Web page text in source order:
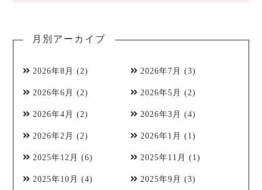
月別アーカイブ
2026年8月 (2) 2026年7月 (3)
2026年6月 (2) 2026年5月 (2)
2026年4月 (2) 2026年3月 (4)
2026年2月 (2) 2026年1月 (1)
2025年12月 (6) 2025年11月 (1)
2025年10月 (4) 2025年9月 (3)